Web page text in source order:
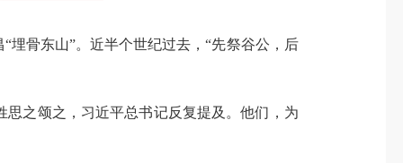
埋骨东山”。近半个世纪过去，“先祭谷公，后
之颂之，习近平总书记反复提及。他们，为